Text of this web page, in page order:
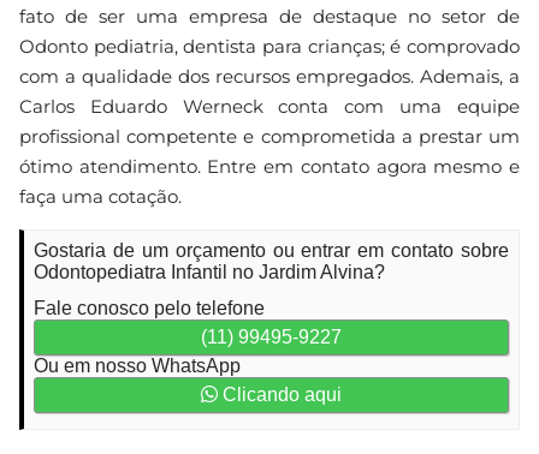
fato de ser uma empresa de destaque no setor de
Odonto pediatria, dentista para crianças; é comprovado
com a qualidade dos recursos empregados. Ademais, a
Carlos Eduardo Werneck conta com uma equipe
profissional competente e comprometida a prestar um
ótimo atendimento. Entre em contato agora mesmo e
faça uma cotação.
Gostaria de um orçamento ou entrar em contato sobre
Odontopediatra Infantil no Jardim Alvina?
Fale conosco pelo telefone
(11) 99495-9227
Ou em nosso WhatsApp
Clicando aqui